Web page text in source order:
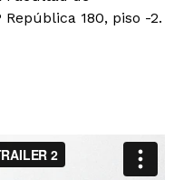
180, piso -2.